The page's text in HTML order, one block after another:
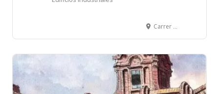
Carrer del Bruc, 33-35 - MANRESA